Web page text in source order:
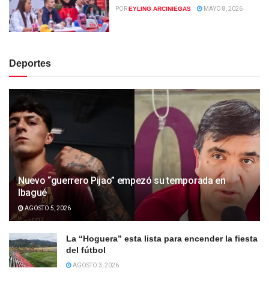
POREYLING ARCINIEGAS MAYO 8, 2026
Deportes
Nuevo “guerrero Pijao” empezó su temporada en
Ibagué
AGOSTO 5, 2026
La “Hoguera” esta lista para encender la fiesta
del fútbol
AGOSTO 3, 2026